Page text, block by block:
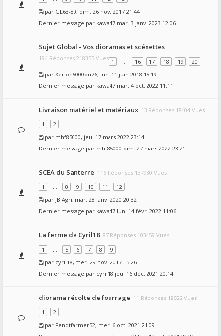
par GL63-80, dim. 26 nov. 2017 21:44
Dernier message par kawa47 mar. 3 janv. 2023 12:06
Sujet Global - Vos dioramas et scénettes
194 Réponses 218355 Vues 1 … 16 17 18 19
20
par Xerion5000du76, lun. 11 juin 2018 15:19
Dernier message par kawa47 mar. 4 oct. 2022 11:11
Livraison matériel et matériaux 13 Réponses 18404 Vues
1
2
par mhf85000, jeu. 17 mars 2022 23:14
Dernier message par mhf85000 dim. 27 mars 2022 23:21
SCEA du Santerre 116 Réponses 137930 Vues
1
… 8 9 10 11
12
par JB Agri, mar. 28 janv. 2020 20:32
Dernier message par kawa47 lun. 14 févr. 2022 11:06
La ferme de Cyril18 87 Réponses 103459 Vues
1
… 5 6 7 8
9
par cyril18, mer. 29 nov. 2017 15:26
Dernier message par cyril18 jeu. 16 déc. 2021 20:14
diorama récolte de fourrage 11 Réponses 18522 Vues
1
2
par Fendtfarmer52, mer. 6 oct. 2021 21:09